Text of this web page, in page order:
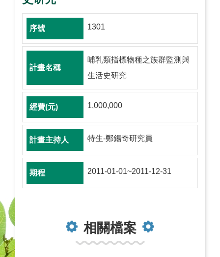
1301
哺乳類指標物種之族群監測與
生活史研究
1,000,000
特生-鄭錫奇研究員
2011-01-01~2011-12-31
相關檔案